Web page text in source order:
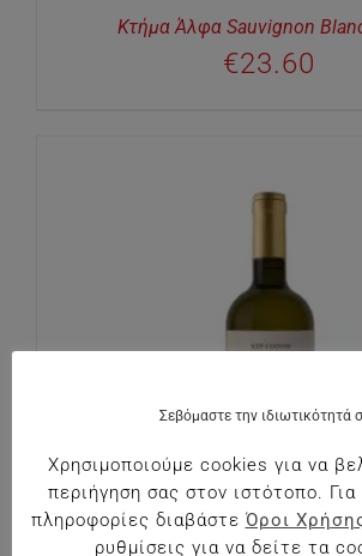
Κτήμα Άλφα Sauvignon
€23.60
Σεβόμαστε την ιδιωτικότητά
Χρησιμοποιούμε cookies για να
περιήγηση σας στον ιστότοπο.
πληροφορίες διαβάστε Όροι
ρυθμίσεις για να δείτε τα